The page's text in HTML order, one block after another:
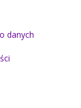
danych